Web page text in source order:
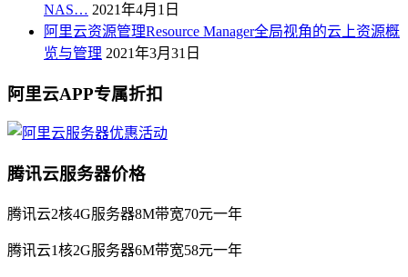
NAS… 2021年4月1日
阿里云资源管理Resource Manager全局视角的云上资源概
览与管理 2021年3月31日
阿里云APP专属折扣
腾讯云服务器价格
腾讯云2核4G服务器8M带宽70元一年
腾讯云1核2G服务器6M带宽58元一年